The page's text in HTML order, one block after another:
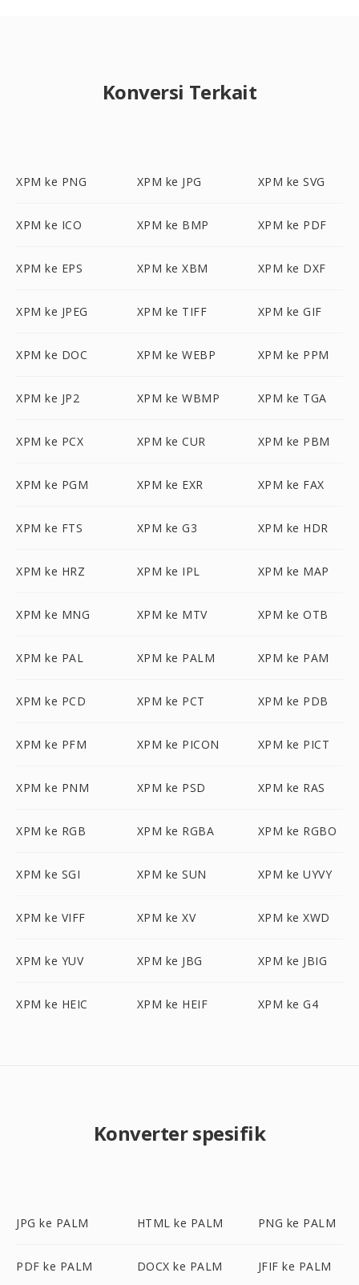
Konversi Terkait
XPM ke PNG XPM ke JPG XPM ke SVG
XPM ke ICO XPM ke BMP XPM ke PDF
XPM ke EPS XPM ke XBM XPM ke DXF
XPM ke JPEG XPM ke TIFF XPM ke GIF
XPM ke DOC XPM ke WEBP XPM ke PPM
XPM ke JP2 XPM ke WBMP XPM ke TGA
XPM ke PCX XPM ke CUR XPM ke PBM
XPM ke PGM XPM ke EXR XPM ke FAX
XPM ke FTS XPM ke G3 XPM ke HDR
XPM ke HRZ XPM ke IPL XPM ke MAP
XPM ke MNG XPM ke MTV XPM ke OTB
XPM ke PAL XPM ke PALM XPM ke PAM
XPM ke PCD XPM ke PCT XPM ke PDB
XPM ke PFM XPM ke PICON XPM ke PICT
XPM ke PNM XPM ke PSD XPM ke RAS
XPM ke RGB XPM ke RGBA XPM ke RGBO
XPM ke SGI XPM ke SUN XPM ke UYVY
XPM ke VIFF XPM ke XV XPM ke XWD
XPM ke YUV XPM ke JBG XPM ke JBIG
XPM ke HEIC XPM ke HEIF XPM ke G4
Konverter spesifik
JPG ke PALM HTML ke PALM PNG ke PALM
PDF ke PALM DOCX ke PALM JFIF ke PALM